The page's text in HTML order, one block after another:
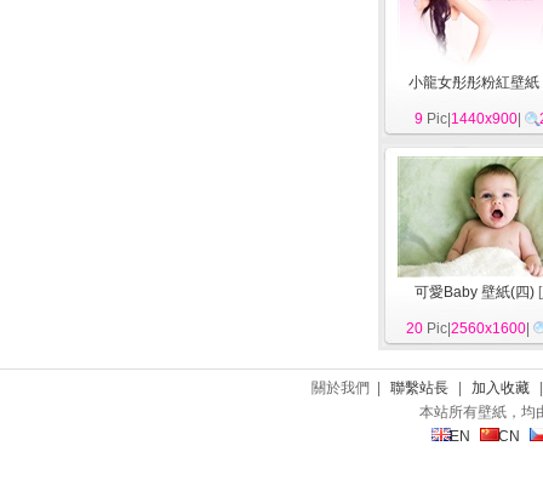
小龍女彤彤粉紅壁紙
9 Pic| 1440x900
可愛Baby 壁紙(四) [
20 Pic|2560x1600
關於我們 | 聯繫站長 加入收藏
本站所有壁紙，均
EN
CN